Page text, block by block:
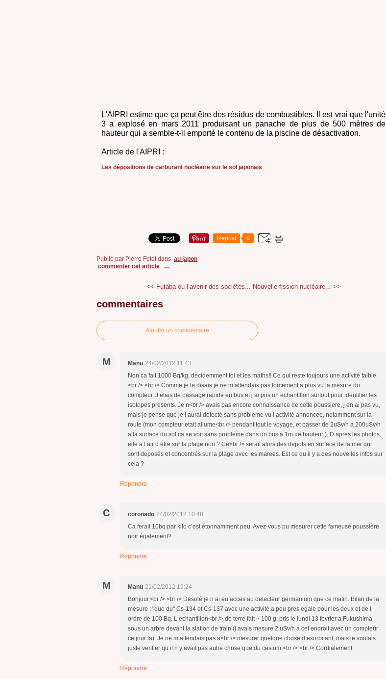
L'AIPRI estime que ça peut être des résidus de combustibles. Il est vrai que l'unité
3 a explosé en mars 2011 produisant un panache de plus de 500 mètres de
hauteur qui a semble-t-il emporté le contenu de la piscine de désactivation.
Article de l'AIPRI :
Les dépositions de carburant nucléaire sur le sol japonais
Repost 0
Publié par Pierre Fetet dans au japon
commenter cet article
…
<< Futaba ou l’avenir des sociétés... Nouvelle fission nucléaire... >>
commentaires
Ajouter un commentaire
M Manu 24/02/2012 11:43
Non ca fait 1000 Bq/kg, decidemment toi et les maths!! Ce qui reste toujours une activité faible.
<br /> <br /> Comme je le disais je ne m attendais pas forcement a plus vu la mesure du
compteur. J etais de passage rapide en bus et j ai pris un echantillon surtout pour identifier les
isotopes presents. Je n<br /> avais pas encore connaissance de cette poussiere, j en ai pas vu,
mais je pense que je l aurai detecté sans probleme vu l activité annoncee, notamment sur la
route (mon compteur etait allume<br /> pendant tout le voyage, et passer de 2uSv/h a 200uSv/h
a la surface du sol ca se voit sans probleme dans un bus a 1m de hauteur ). D apres les photos,
elle a l air d etre sur la plage non ? Ce<br /> serait alors des depots en surface de la mer qui
sont deposés et concentrés sur la plage avec les marees. Est ce qu il y a des nouvelles infos sur
cela ?
Répondre
C coronado 24/02/2012 10:48
Ca ferait 10bq par kilo c’est étonnamment peu. Avez-vous pu mesurer cette fameuse poussière
noir également?
Répondre
M Manu 21/02/2012 19:24
Bonjour,<br /> <br /> Desolé je n ai eu acces au detecteur germanium que ce matin. Bilan de la
mesure : "que du" Cs-134 et Cs-137 avec une activité a peu pres egale pour les deux et de l
ordre de 100 Bq. L echantillon<br /> de terre fait ~ 100 g, pris le lundi 13 fevrier a Fukushima
sous un arbre devant la station de train (j avais mesure 2 uSv/h a cet endroit avec un compteur
ce jour la). Je ne m attendais pas a<br /> mesurer quelque chose d exorbitant, mais je voulais
juste verifier qu il n y avait pas autre chose que du cesium.<br /> <br /> Cordialement
Répondre